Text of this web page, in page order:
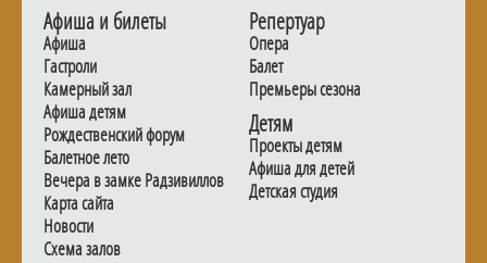
Афиша и билеты
Афиша
Гастроли
Камерный зал
Афиша детям
Рождественский форум
Балетное лето
Вечера в замке Радзивиллов
Карта сайта
Новости
Схема залов
Репертуар
Опера
Балет
Премьеры сезона
Детям
Проекты детям
Афиша для детей
Детская студия